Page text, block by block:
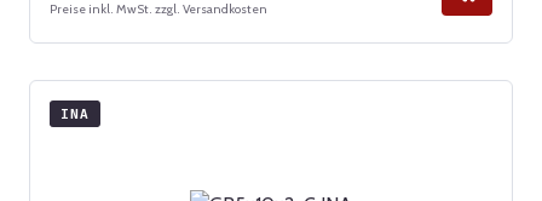
Preise inkl. MwSt. zzgl. Versandkosten
INA